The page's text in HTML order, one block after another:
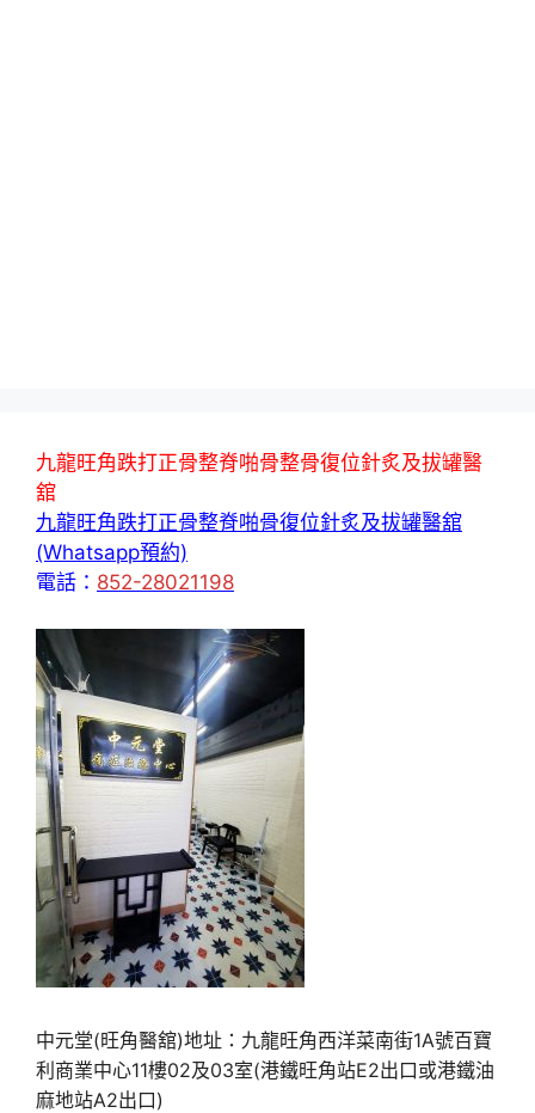
九龍旺角跌打正骨整脊啪骨整骨復位針炙及拔罐醫
舘
九龍旺角跌打正骨整脊啪骨復位針炙及拔罐醫舘
(Whatsapp預約)
電話： 852-28021198
中元堂(旺角醫舘)地址：九龍旺角西洋菜南街1A號百寶
利商業中心11樓02及03室(港鐵旺角站E2出口或港鐵油
麻地站A2出口)